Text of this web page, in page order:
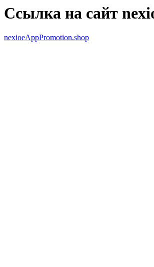
Ссылка на сайт
nexioeAppPromotion.shop